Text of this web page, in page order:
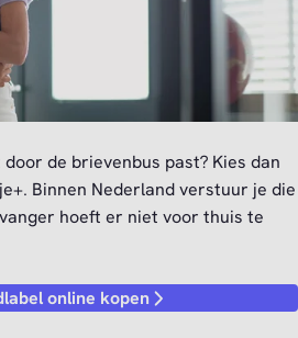
de brievenbus past? Kies dan
Binnen Nederland verstuur je die
hoeft er niet voor thuis te
online kopen